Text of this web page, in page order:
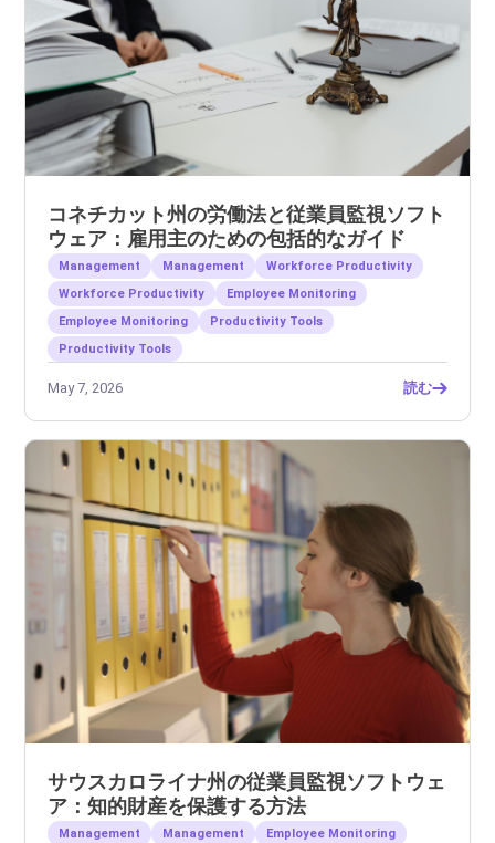
コネチカット州の労働法と従業員監視ソフト
ウェア：雇用主のための包括的なガイド
Management Management
Workforce Productivity
Workforce Productivity
Employee Monitoring
Employee Monitoring
Productivity Tools
Productivity Tools
May 7, 2026 読む
サウスカロライナ州の従業員監視ソフトウェ
ア：知的財産を保護する方法
Management Management
Employee Monitoring